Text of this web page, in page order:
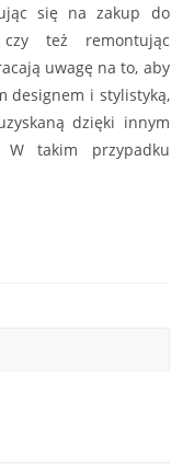
się na zakup do
też remontując
uwagę na to, aby
designem i stylistyką,
dzięki innym
W takim przypadku